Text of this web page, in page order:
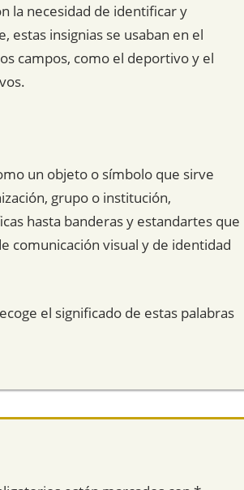
la necesidad de identificar y
estas insignias se usaban en el
campos, como el deportivo y el
un objeto o símbolo que sirve
grupo o institución,
hasta banderas y estandartes que
comunicación visual y de identidad
el significado de estas palabras